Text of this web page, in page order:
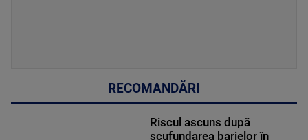
RECOMANDĂRI
Riscul ascuns după
scufundarea barjelor în